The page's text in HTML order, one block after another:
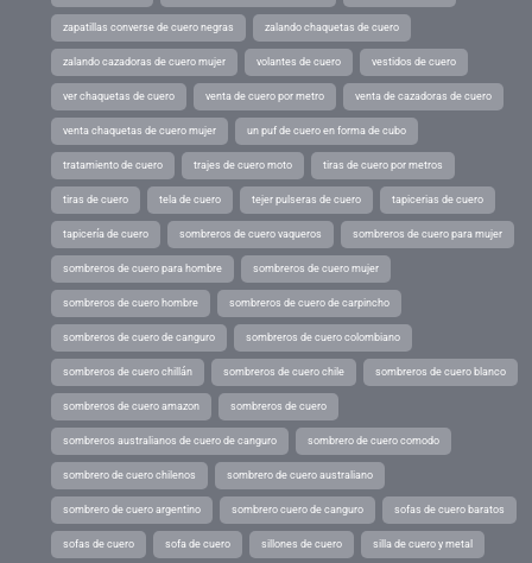
zapatillas converse de cuero negras zalando chaquetas de cuero
zalando cazadoras de cuero mujer volantes de cuero vestidos de cuero
ver chaquetas de cuero venta de cuero por metro venta de cazadoras de cuero
venta chaquetas de cuero mujer un puf de cuero en forma de cubo
tratamiento de cuero trajes de cuero moto tiras de cuero por metros
tiras de cuero tela de cuero tejer pulseras de cuero tapicerias de cuero
tapicería de cuero sombreros de cuero vaqueros sombreros de cuero para mujer
sombreros de cuero para hombre sombreros de cuero mujer
sombreros de cuero hombre sombreros de cuero de carpincho
sombreros de cuero de canguro sombreros de cuero colombiano
sombreros de cuero chillán sombreros de cuero chile sombreros de cuero blanco
sombreros de cuero amazon sombreros de cuero
sombreros australianos de cuero de canguro sombrero de cuero comodo
sombrero de cuero chilenos sombrero de cuero australiano
sombrero de cuero argentino sombrero cuero de canguro sofas de cuero baratos
sofas de cuero sofa de cuero sillones de cuero silla de cuero y metal